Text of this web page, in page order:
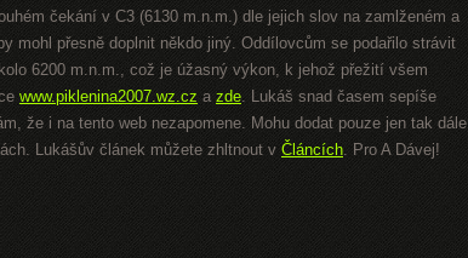
čekání v C3 (6130 m.n.m.) dle jejich slov na zamlženém a
mohl přesně doplnit někdo jiný. Oddílovcům se podařilo strávit
6200 m.n.m., což je úžasný výkon, k jehož přežití všem
www.piklenina2007.wz.cz a zde. Lukáš snad časem sepíše
že i na tento web nezapomene. Mohu dodat pouze jen tak dále
Lukášův článek můžete zhltnout v Článcích. Pro A Dávej!